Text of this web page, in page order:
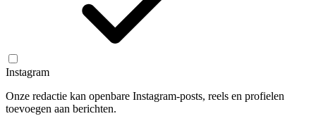
Instagram
Onze redactie kan openbare Instagram-posts, reels en profielen
toevoegen aan berichten.